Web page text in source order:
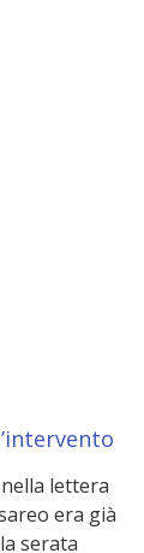
lettera
era già
serata